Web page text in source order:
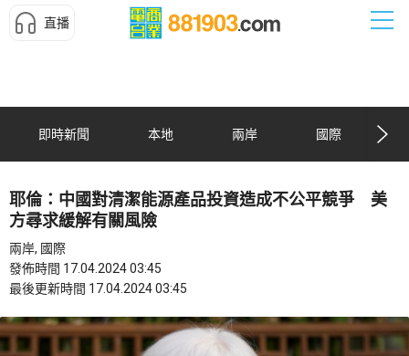
直播
即時新聞 本地 兩岸 國際
耶倫：中國對清潔能源產品投資造成不公平競爭 美
方尋求緩解有關風險
兩岸, 國際
發佈時間 17.04.2024 03:45
最後更新時間 17.04.2024 03:45